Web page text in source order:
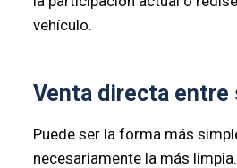
vehículo.
Venta directa entre
Puede ser la forma más
necesariamente la más